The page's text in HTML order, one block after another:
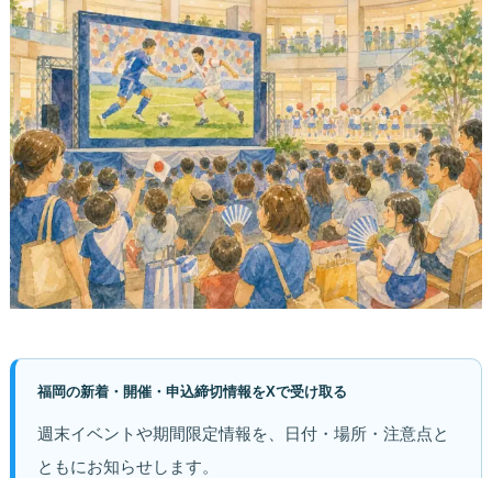
福岡の新着・開催・申込締切情報をXで受け取る
週末イベントや期間限定情報を、日付・場所・注意点と
ともにお知らせします。